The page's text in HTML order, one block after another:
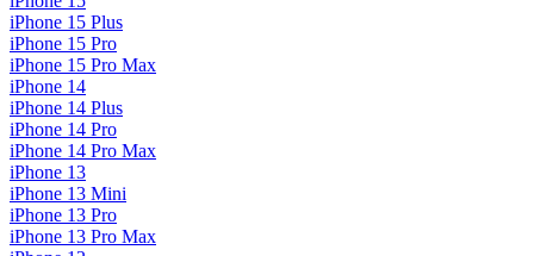
iPhone 15 Plus
iPhone 15 Pro
iPhone 15 Pro Max
iPhone 14
iPhone 14 Plus
iPhone 14 Pro
iPhone 14 Pro Max
iPhone 13
iPhone 13 Mini
iPhone 13 Pro
iPhone 13 Pro Max